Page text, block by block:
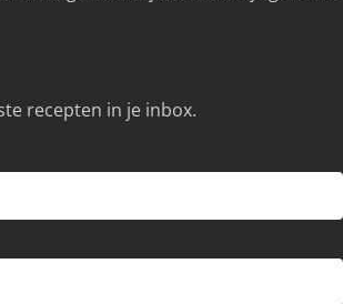
recepten in je inbox.